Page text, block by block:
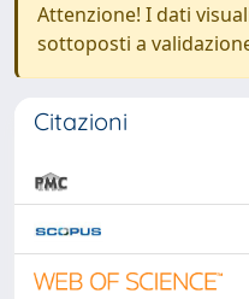
Attenzione! I dati
sottoposti a
Citazioni